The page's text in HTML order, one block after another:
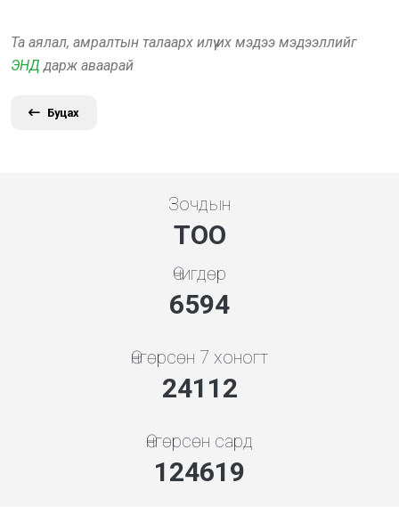
Та аялал, амралтын талаарх илүү их мэдээ мэдээллийг
ЭНД дарж аваарай
Буцах
Зочдын
ТОО
Өчигдөр
7101
Өнгөрсөн 7 хоногт
25967
Өнгөрсөн сард
134205